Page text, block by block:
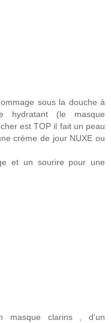
sous la douche à
hydratant (le masque
est TOP il fait un peau
crème de jour NUXE ou
et un sourire pour une
masque clarins , d'un